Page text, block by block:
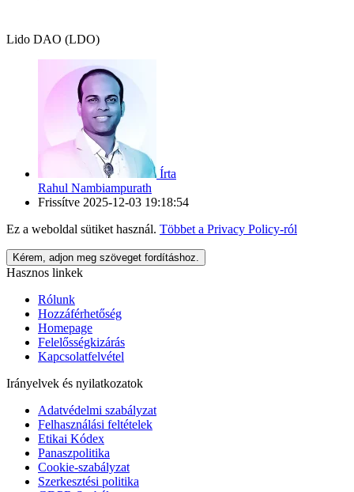
Lido DAO (LDO)
Írta
Rahul Nambiampurath
Frissítve 2025-12-03 19:18:54
Ez a weboldal sütiket használ. Többet a Privacy Policy-ról
Kérem, adjon meg szöveget fordításhoz.
Hasznos linkek
Rólunk
Hozzáférhetőség
Homepage
Felelősségkizárás
Kapcsolatfelvétel
Irányelvek és nyilatkozatok
Adatvédelmi szabályzat
Felhasználási feltételek
Etikai Kódex
Panaszpolitika
Cookie-szabályzat
Szerkesztési politika